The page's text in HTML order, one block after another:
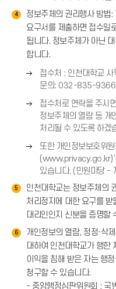
)
표
(
→
)
화
살
표
(
→
)
4
정보주체의 권리행사 방법:
요구서를 제출하면 접수일
됩니다. 정보주체가 아닌
합니다.
오
른
쪽
화
살
표
(
→
)
접수처 : 인천대학교
문의: 032-835-9366
오
른
쪽
화
살
표
(
→
)
접수처로 연락을 주시
정보주체의 열람 등 개
처리될 수 있도록 하겠
오
른
쪽
화
살
표
(
→
)
또한 개인정보보호위
(www.privacy.go.kr)’
있습니다. (민원마당 -
5
인천대학교는 정보주체의
처리정지에 대한 요구를
대리인인지 신분을 증명할
6
개인정보의 열람, 정정·삭
대하여 인천대학교가 행한
이익을 침해 받은 자는 행
청구할 수 있습니다.
- 중앙행정심판위원회 :